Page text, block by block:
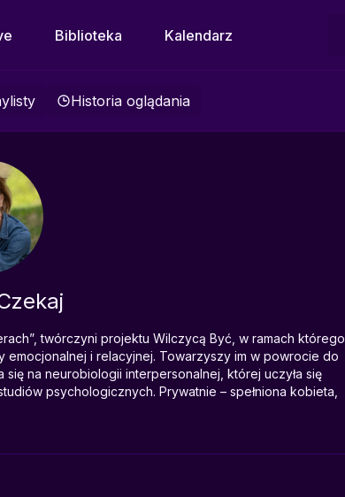
Biblioteka Kalendarz
Historia oglądania
twórczyni projektu Wilczycą Być, w ramach którego
i relacyjnej. Towarzyszy im w powrocie do
na neurobiologii interpersonalnej, której uczyła się
psychologicznych. Prywatnie – spełniona kobieta,